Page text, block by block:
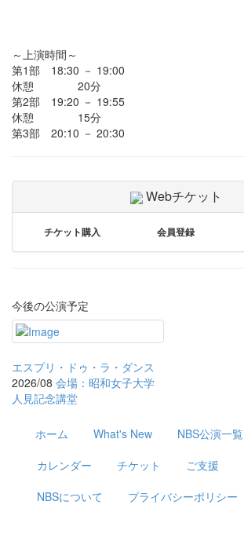
～上演時間～
第1部 18:30 － 19:00
休憩 20分
第2部 19:20 － 19:55
休憩 15分
第3部 20:10 － 20:30
Webチケット
チケット購入 会員登録
今後の公演予定
エスプリ・ドゥ・ラ・ダンス
2026/08 会場：昭和女子大学
人見記念講堂
ホーム What's New
NBS公演一覧
カレンダー
チケット ご支援
NBSについて
プライバシーポリシー